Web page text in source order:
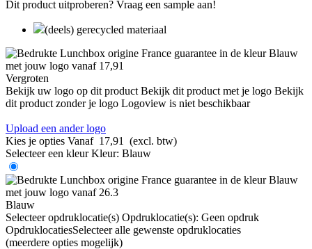
Dit product uitproberen? Vraag een sample aan!
(deels) gerecycled materiaal
Vergroten
Bekijk uw logo op dit product Bekijk dit product met je logo Bekijk
dit product zonder je logo Logoview is niet beschikbaar
Upload een ander logo
Kies je opties Vanaf 17,91
(excl. btw)
Selecteer een kleur Kleur: Blauw
Blauw
Selecteer opdruklocatie(s) Opdruklocatie(s): Geen opdruk
OpdruklocatiesSelecteer alle gewenste opdruklocaties
(meerdere opties mogelijk)